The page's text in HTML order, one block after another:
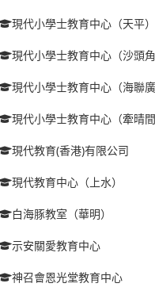
現代小學士教育中心（天平）
現代小學士教育中心（沙頭角
現代小學士教育中心（海聯廣
現代小學士教育中心（牽晴間
現代教育(香港)有限公司
現代教育中心（上水）
白海豚教室（華明）
示安關愛教育中心
神召會恩光堂教育中心